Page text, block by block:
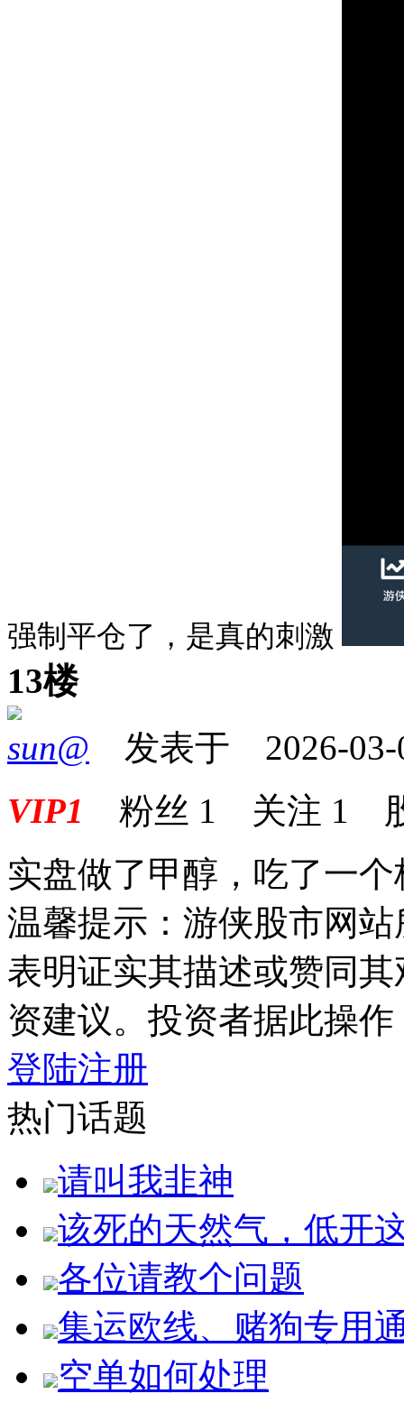
强制平仓了，是真的刺激
13楼
sun@ 发表于 2026-03-
VIP1 粉丝 1 关注 1
实盘做了甲醇，吃了一
温馨提示：游侠股市网
表明证实其描述或赞同
资建议。投资者据此操
登陆注册
热门话题
请叫我韭神
该死的天然气，低开
各位请教个问题
集运欧线、赌狗专用
空单如何处理